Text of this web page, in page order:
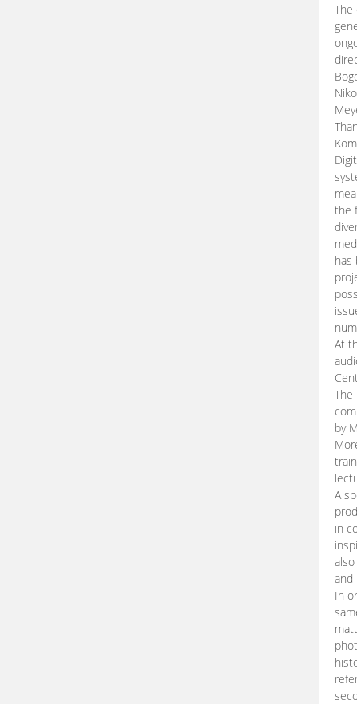
The
the
has
At
The
by
A
in
and
In